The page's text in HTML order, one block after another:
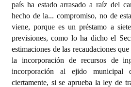
país ha estado arrasado a raíz del
hecho de la... compromiso, no de
viene, porque es un préstamo a
previsiones, como lo ha dicho el
estimaciones de las recaudaciones
la incorporación de recursos de
incorporación al ejido municipal
ciertamente, si se aprueba la ley de